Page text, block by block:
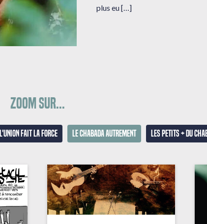
plus eu […]
Zoom sur...
L'union fait la force Le Chabada autrement Les petits + du